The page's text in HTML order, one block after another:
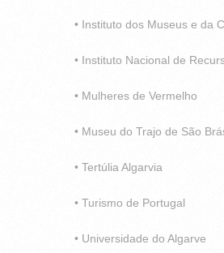
• Instituto dos Museus e da
• Instituto Nacional de
• Mulheres de Vermelho
• Museu do Trajo de São
• Tertúlia Algarvia
• Turismo de Portugal
• Universidade do Algarve